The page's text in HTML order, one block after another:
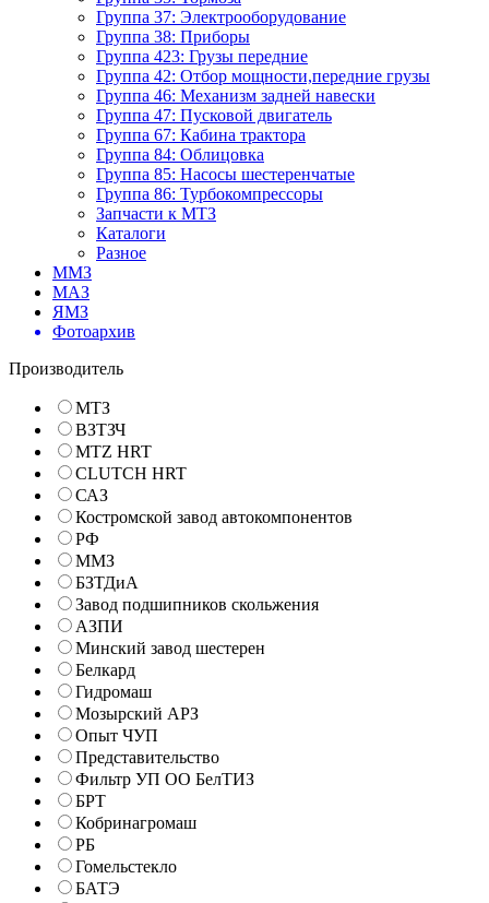
Группа 37: Электрооборудование
Группа 38: Приборы
Группа 423: Грузы передние
Группа 42: Отбор мощности,передние грузы
Группа 46: Механизм задней навески
Группа 47: Пусковой двигатель
Группа 67: Кабина трактора
Группа 84: Облицовка
Группа 85: Насосы шестеренчатые
Группа 86: Турбокомпрессоры
Запчасти к МТЗ
Каталоги
Разное
ММЗ
МАЗ
ЯМЗ
Фотоархив
Производитель
МТЗ
ВЗТЗЧ
MTZ HRT
CLUTCH HRT
САЗ
Костромской завод автокомпонентов
РФ
ММЗ
БЗТДиА
Завод подшипников скольжения
АЗПИ
Минский завод шестерен
Белкард
Гидромаш
Мозырский АРЗ
Опыт ЧУП
Представительство
Фильтр УП ОО БелТИЗ
БРТ
Кобринагромаш
РБ
Гомельстекло
БАТЭ